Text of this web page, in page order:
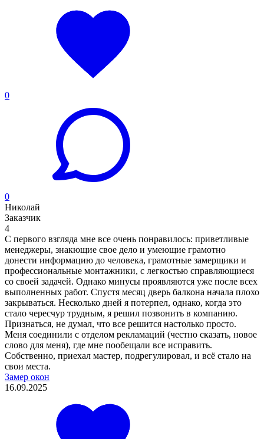
0
0
Николай
Заказчик
4
C первого взгляда мне все очень понравилось: приветливые
менеджеры, знакющие свое дело и умеющие грамотно
донести информацию до человека, грамотные замерщики и
профессиональные монтажники, с легкостью справляющиеся
со своей задачей. Однако минусы проявляются уже после всех
выполненных работ. Спустя месяц дверь балкона начала плохо
закрываться. Несколько дней я потерпел, однако, когда это
стало чересчур трудным, я решил позвонить в компанию.
Признаться, не думал, что все решится настолько просто.
Меня соединили с отделом рекламаций (честно сказать, новое
слово для меня), где мне пообещали все исправить.
Собственно, приехал мастер, подрегулировал, и всё стало на
свои места.
Замер окон
16.09.2025